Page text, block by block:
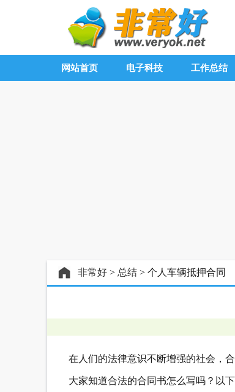
网站首页 电子科技 工作总结
非常好 > 总结 > 个人车辆抵押合同
在人们的法律意识不断增强的社会，
大家知道合法的合同书怎么写吗？以